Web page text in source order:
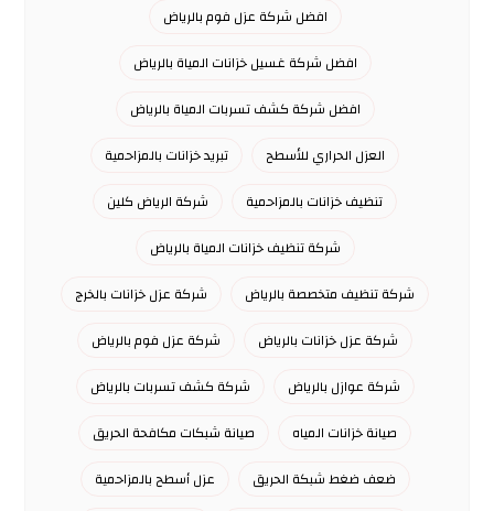
افضل شركة عزل فوم بالرياض
افضل شركة غسيل خزانات المياة بالرياض
افضل شركة كشف تسربات المياة بالرياض
العزل الحراري للأسطح
تبريد خزانات بالمزاحمية
تنظيف خزانات بالمزاحمية
شركة الرياض كلين
شركة تنظيف خزانات المياة بالرياض
شركة تنظيف متخصصة بالرياض
شركة عزل خزانات بالخرج
شركة عزل خزانات بالرياض
شركة عزل فوم بالرياض
شركة عوازل بالرياض
شركة كشف تسربات بالرياض
صيانة خزانات المياه
صيانة شبكات مكافحة الحريق
ضعف ضغط شبكة الحريق
عزل أسطح بالمزاحمية